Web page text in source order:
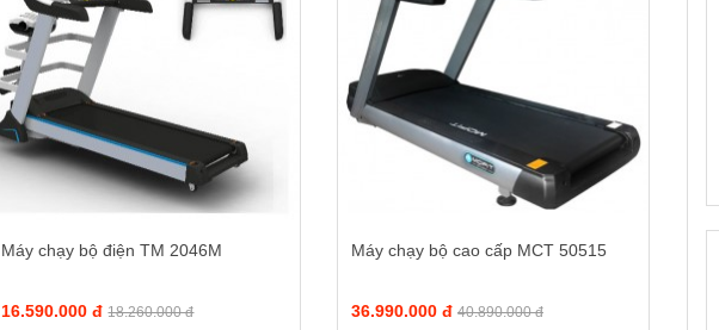
Máy chạy bộ điện TM 2046M
16.590.000 đ 18.260.000 đ
Máy chạy bộ cao cấp MCT 50515
36.990.000 đ 40.890.000 đ